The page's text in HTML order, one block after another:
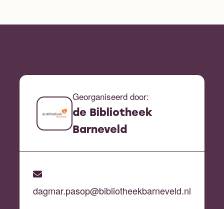
Georganiseerd door:
de Bibliotheek
Barneveld
dagmar.pasop@bibliotheekbarneveld.nl